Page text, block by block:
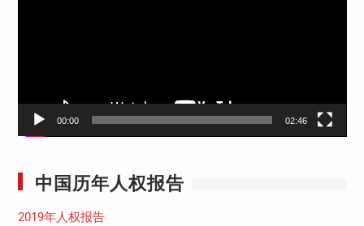
00:00 02:46
中国历年人权报告
2019年人权报告